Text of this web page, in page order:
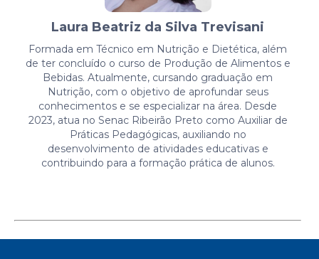
Laura Beatriz da Silva Trevisani
Formada em Técnico em Nutrição e Dietética, além
de ter concluído o curso de Produção de Alimentos e
Bebidas. Atualmente, cursando graduação em
Nutrição, com o objetivo de aprofundar seus
conhecimentos e se especializar na área. Desde
2023, atua no Senac Ribeirão Preto como Auxiliar de
Práticas Pedagógicas, auxiliando no
desenvolvimento de atividades educativas e
contribuindo para a formação prática de alunos.